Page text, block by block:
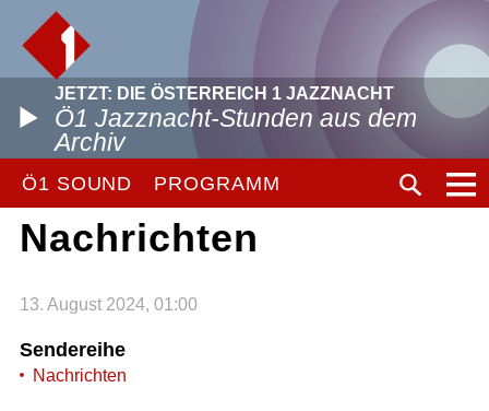
JETZT: DIE ÖSTERREICH 1 JAZZNACHT
Ö1 Jazznacht-Stunden aus dem
Archiv
Ö1 SOUND PROGRAMM
Nachrichten
13. August 2024, 01:00
Sendereihe
Nachrichten